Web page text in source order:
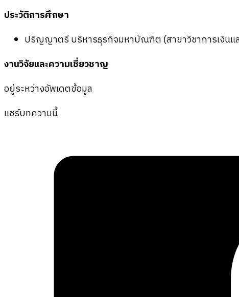
ประวัติการศึกษา
ปริญญาตรี บริหารธุรกิจมหาบัณฑิต (สาขาวิชาการเงินแ
งานวิจัยและความเชี่ยวชาญ
อยู่ระหว่างอัพเดตข้อมูล
แชร์บทความนี้